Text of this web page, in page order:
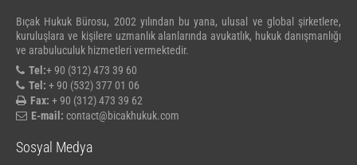
Bıçak Hukuk Bürosu, 2002 yılından bu yana, ulusal ve global şirketlere,
kuruluşlara ve kişilere uzmanlık alanlarında avukatlık, hukuk danışmanlığı
ve arabuluculuk hizmetleri vermektedir.
Tel:+ 90 (312) 473 39 60
Tel: + 90 (532) 377 01 06
Fax: + 90 (312) 473 39 62
E-mail: contact@bicakhukuk.com
Sosyal Medya